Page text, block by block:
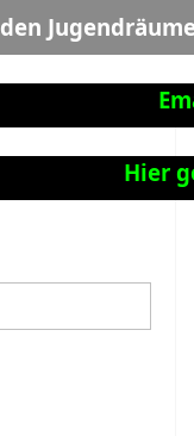
Hier